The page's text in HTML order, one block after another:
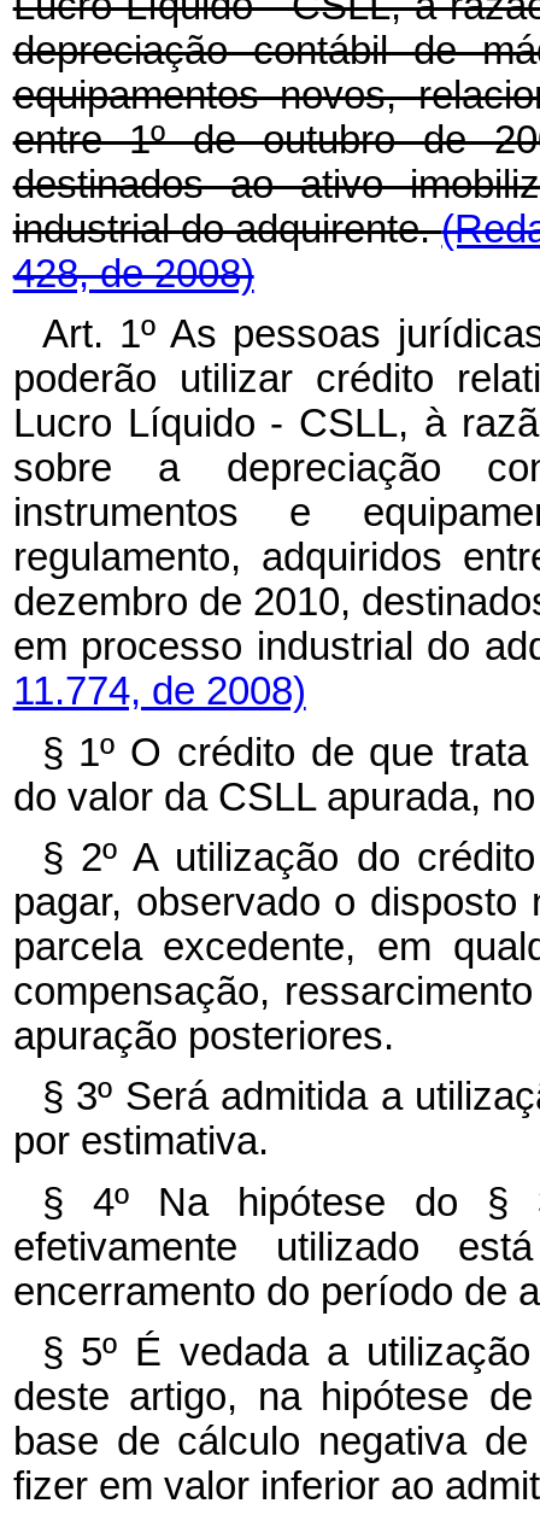
depreciação contábil de
equipamentos novos,
entre 1º de outubro de
destinados ao ativo
industrial do adquirente.
428, de 2008)
Art. 1º As pessoas
poderão utilizar crédito
Lucro Líquido - CSLL, à
sobre a depreciação
instrumentos e
regulamento, adquiridos
dezembro de 2010,
em processo industrial do
11.774, de 2008)
§ 1º O crédito de que
do valor da CSLL apurada,
§ 2º A utilização do
pagar, observado o
parcela excedente, em
compensação,
apuração posteriores.
§ 3º Será admitida a
por estimativa.
§ 4º Na hipótese do §
efetivamente utilizado
encerramento do período de
§ 5º É vedada a
deste artigo, na hipótese
base de cálculo negativa
fizer em valor inferior ao